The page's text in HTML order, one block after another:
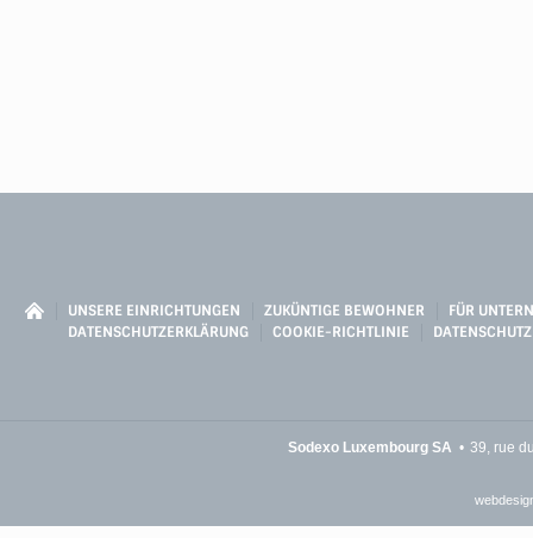
UNSERE EINRICHTUNGEN ZUKÜNTIGE BEWOHNER
FÜR
DATENSCHUTZERKLÄRUNG
COOKIE-RICHTLINIE
Sodexo Luxembourg SA 39, rue